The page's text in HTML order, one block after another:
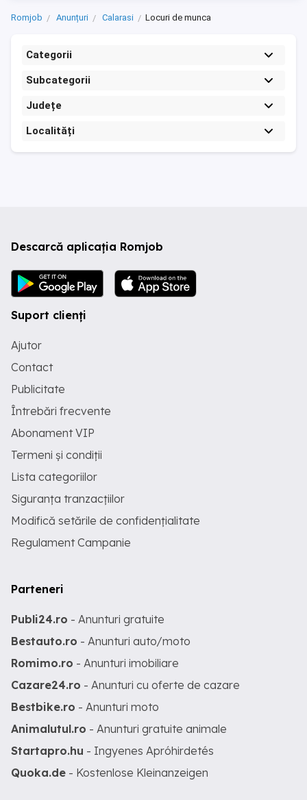
Romjob Anunțuri Calarasi Locuri de munca
Categorii
Subcategorii
Județe
Localități
Descarcă aplicația Romjob
Suport clienți
Ajutor
Contact
Publicitate
Întrebări frecvente
Abonament VIP
Termeni și condiții
Lista categoriilor
Siguranța tranzacțiilor
Modifică setările de confidențialitate
Regulament Campanie
Parteneri
Publi24.ro - Anunturi gratuite
Bestauto.ro - Anunturi auto/moto
Romimo.ro - Anunturi imobiliare
Cazare24.ro - Anunturi cu oferte de cazare
Bestbike.ro - Anunturi moto
Animalutul.ro - Anunturi gratuite animale
Startapro.hu - Ingyenes Apróhirdetés
Quoka.de - Kostenlose Kleinanzeigen